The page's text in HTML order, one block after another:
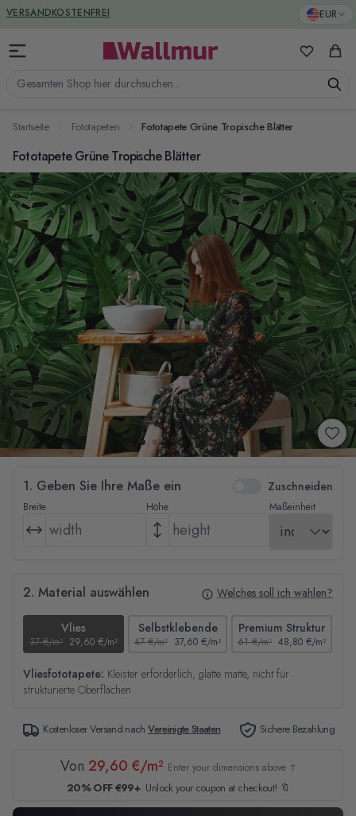
Zum Inhalt springen EUR
Gesamten Shop hier durchsuchen...
Meine
VERSANDKOSTENFREI
GREENGUARD ZERTIFIZIERT
Startseite Fototapeten Fototapete Grüne Tropische Blätter
Fototapete Grüne Tropische Blätter
1. Geben Sie Ihre Maße ein Zuschneiden
Breite Höhe Maßeinheit
2. Material auswählen Welches soll ich wählen?
Vlies
37 €/m² 29,60 €/m²
Selbstklebende
47 €/m² 37,60 €/m²
Premium Struktur
61 €/m² 48,80 €/m²
Vliesfototapete: Kleister erforderlich, glatte matte, nicht für
strukturierte Oberflächen
Kostenloser Versand nachVereinigte Staaten Sichere Bezahlung
Von 29,60 €/m² Enter your dimensions above ↑
20% OFF €99+ Unlock your coupon at checkout! 🔖